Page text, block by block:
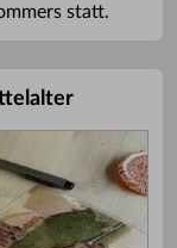
statt.